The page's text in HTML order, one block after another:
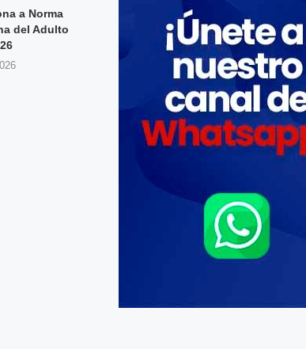
a Norma
del Adulto